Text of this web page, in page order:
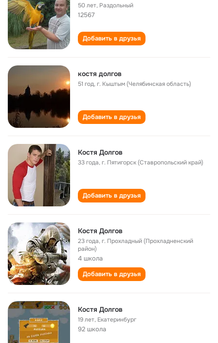
50 лет, Раздольный
12567
Добавить в друзья
костя долгов
51 год,г. Кыштым (Челябинская область)
Добавить в друзья
Костя Долгов
33 года,г. Пятигорск (Ставропольский край)
Добавить в друзья
Костя Долгов
23 года,г. Прохладный (Прохладненский
район)
4 школа
Добавить в друзья
Костя Долгов
19 лет, Екатеринбург
92 школа